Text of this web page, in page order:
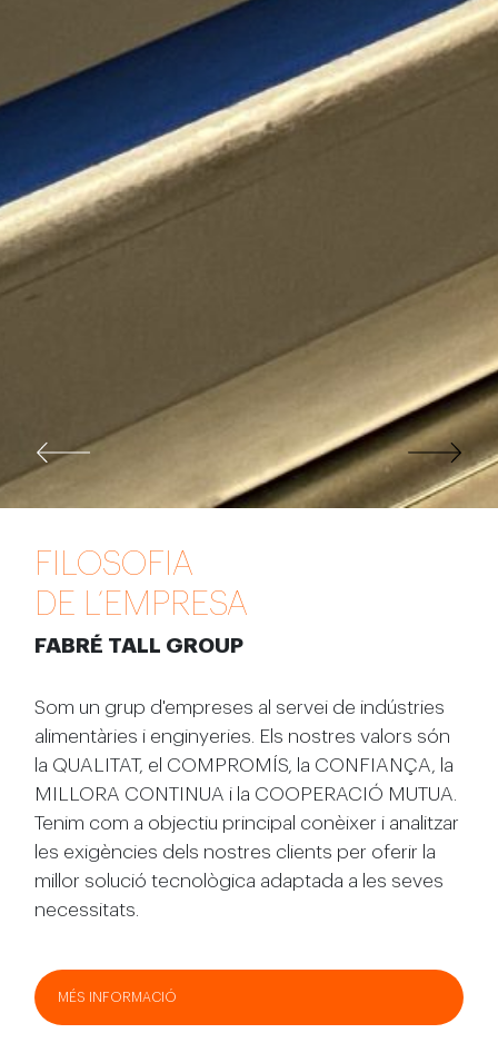
FILOSOFIA
DE L’EMPRESA
FABRÉ TALL GROUP
Som un grup d'empreses al servei de indústries
alimentàries i enginyeries. Els nostres valors són
la QUALITAT, el COMPROMÍS, la CONFIANÇA, la
MILLORA CONTINUA i la COOPERACIÓ MUTUA.
Tenim com a objectiu principal conèixer i analitzar
les exigències dels nostres clients per oferir la
millor solució tecnològica adaptada a les seves
necessitats.
MÉS INFORMACIÓ